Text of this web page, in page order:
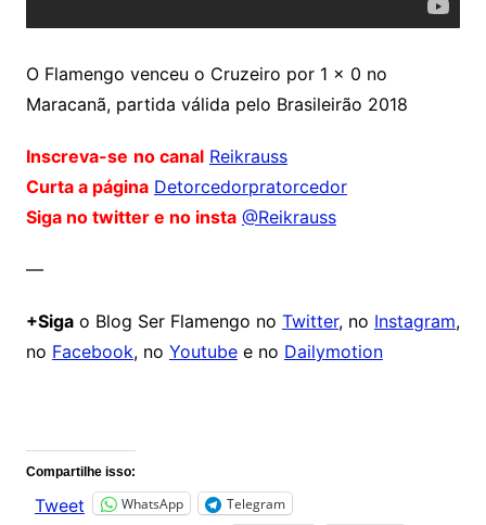
O Flamengo venceu o Cruzeiro por 1 x 0 no
Maracanã, partida válida pelo Brasileirão 2018
Inscreva-se no canal Reikrauss
Curta a página Detorcedorpratorcedor
Siga no twitter e no insta @Reikrauss
—
+Sigao Blog Ser Flamengo no Twitter, no Instagram,
no Facebook, no Youtubee no Dailymotion
Compartilhe isso:
Tweet WhatsApp Telegram